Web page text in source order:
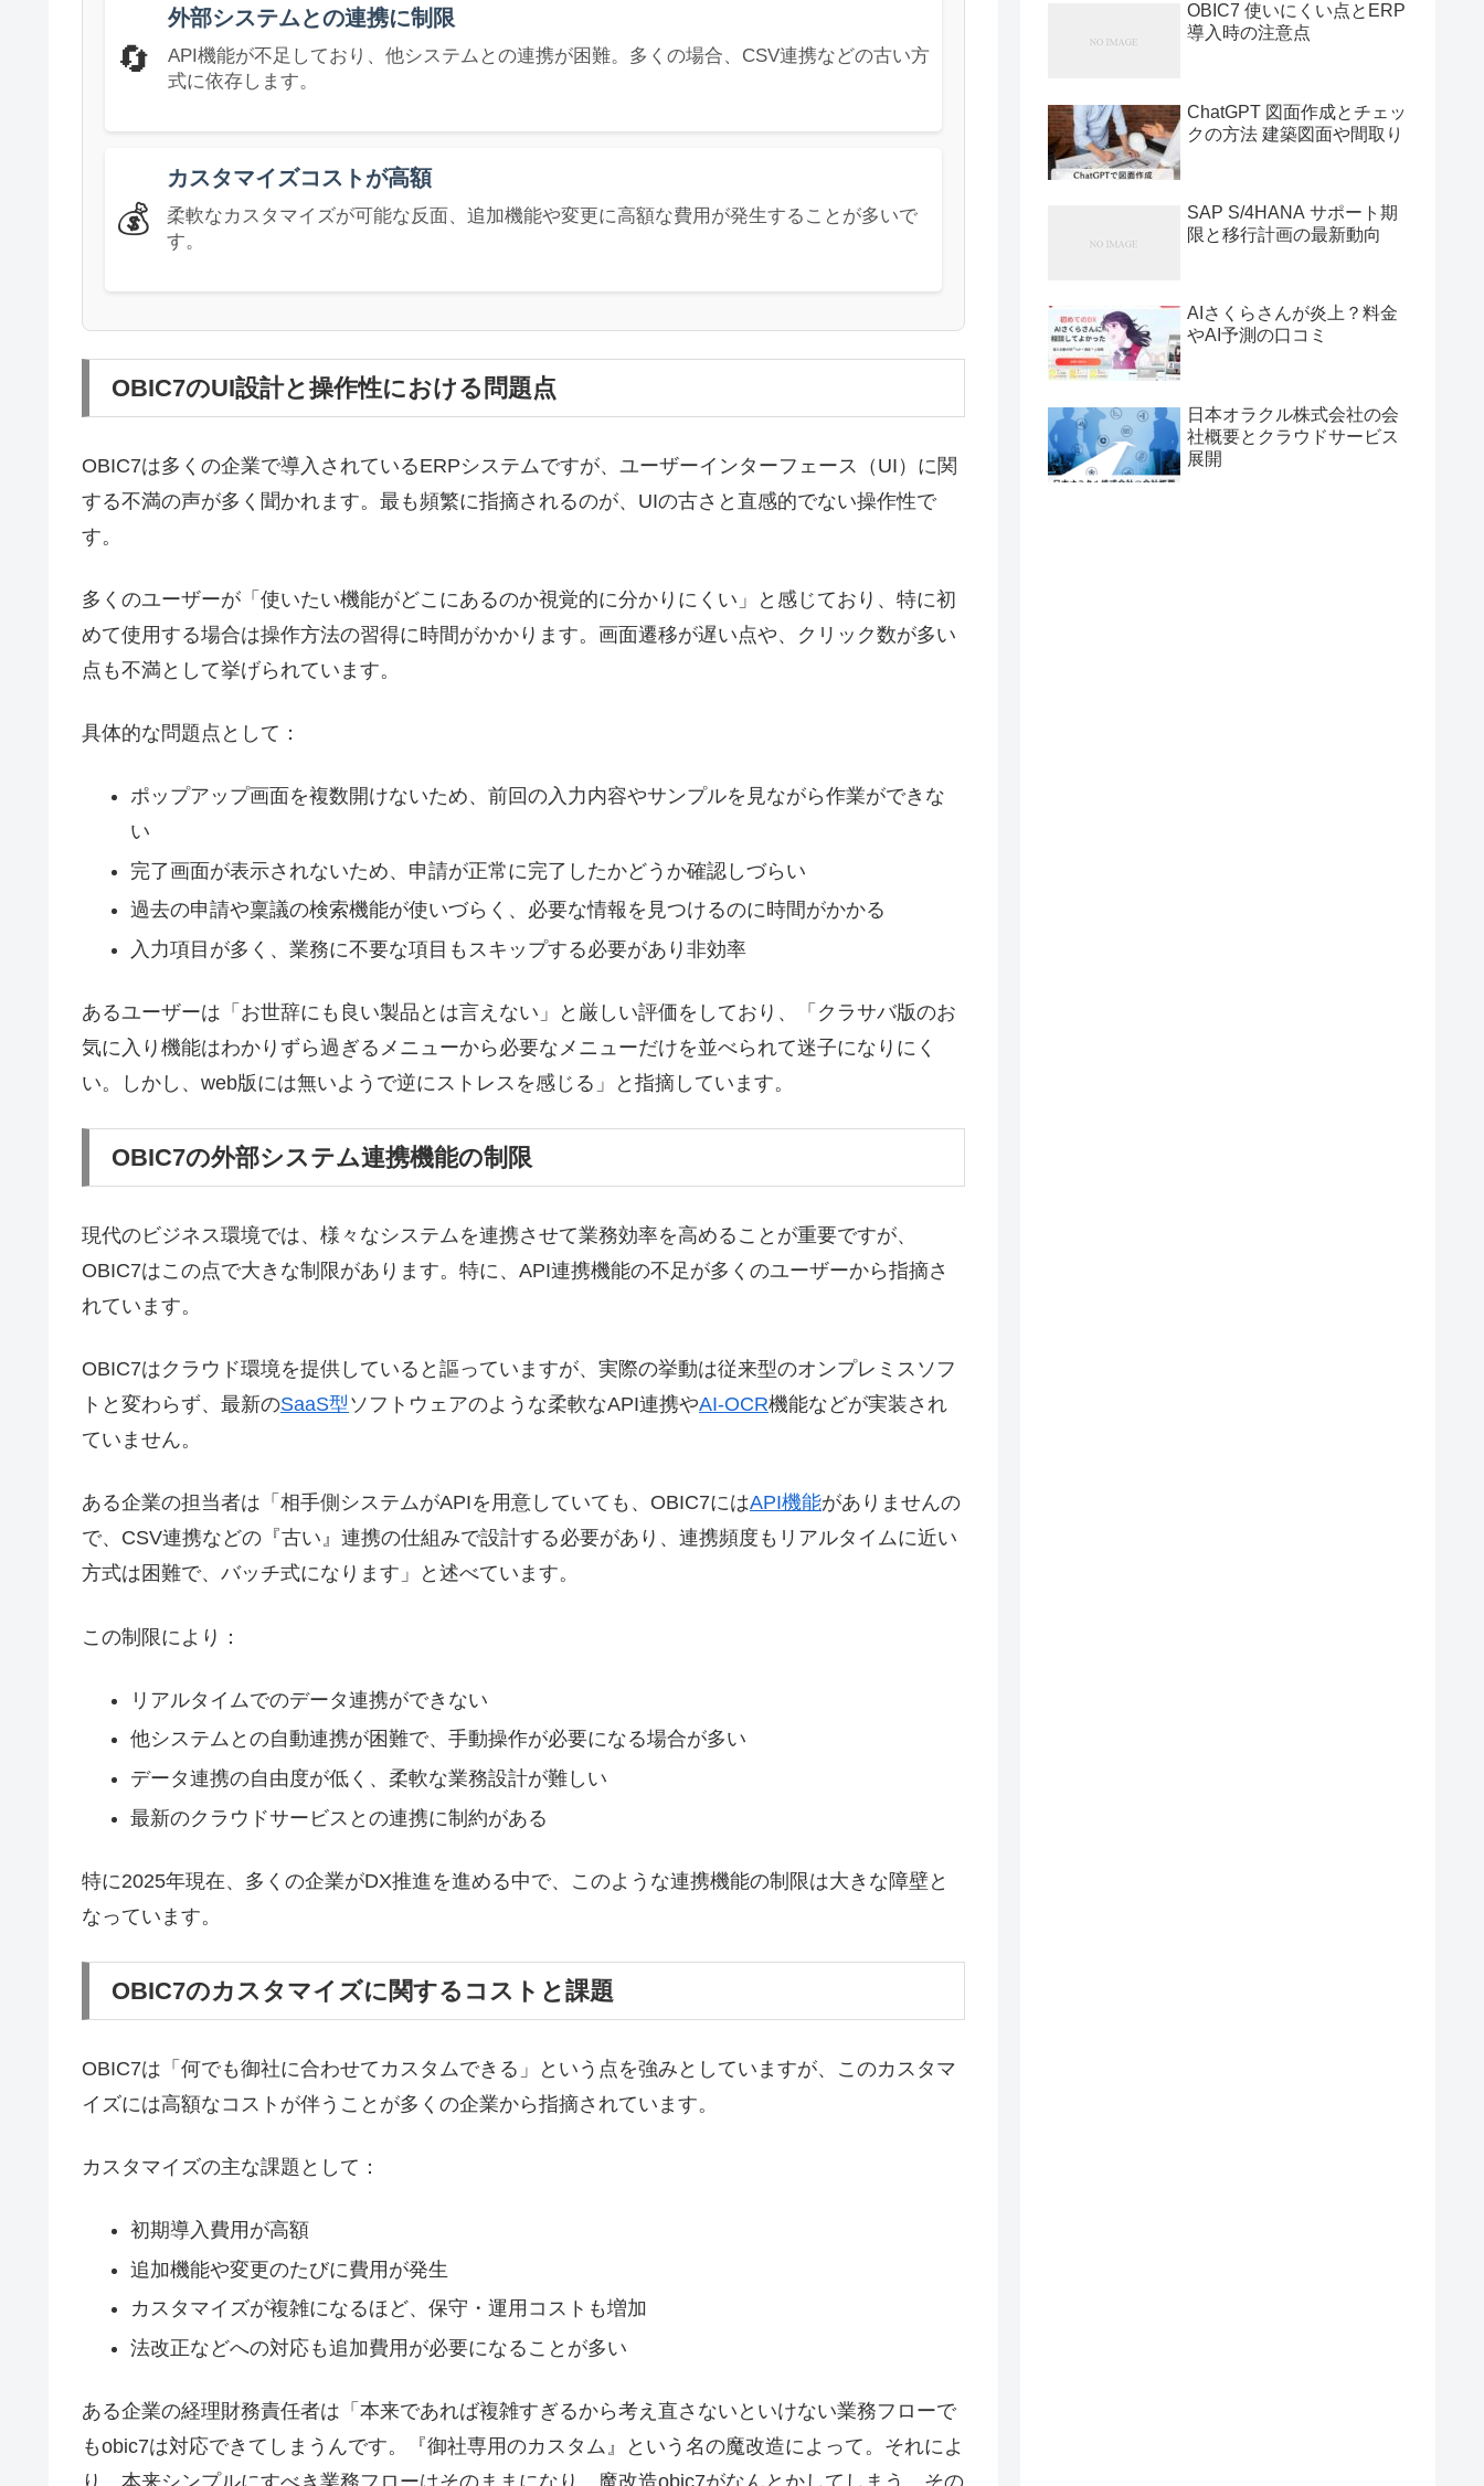
🔄
外部システムとの連携に制限
API機能が不足しており、他システムとの連携が困難。多くの場合、CSV連携などの古い方
式に依存します。
💰
カスタマイズコストが高額
柔軟なカスタマイズが可能な反面、追加機能や変更に高額な費用が発生することが多いで
す。
OBIC7のUI設計と操作性における問題点
OBIC7は多くの企業で導入されているERPシステムですが、ユーザーインターフェース（UI）に関
する不満の声が多く聞かれます。最も頻繁に指摘されるのが、UIの古さと直感的でない操作性で
す。
多くのユーザーが「使いたい機能がどこにあるのか視覚的に分かりにくい」と感じており、特に初
めて使用する場合は操作方法の習得に時間がかかります。画面遷移が遅い点や、クリック数が多い
点も不満として挙げられています。
具体的な問題点として：
ポップアップ画面を複数開けないため、前回の入力内容やサンプルを見ながら作業ができな
い
完了画面が表示されないため、申請が正常に完了したかどうか確認しづらい
過去の申請や稟議の検索機能が使いづらく、必要な情報を見つけるのに時間がかかる
入力項目が多く、業務に不要な項目もスキップする必要があり非効率
あるユーザーは「お世辞にも良い製品とは言えない」と厳しい評価をしており、「クラサバ版のお
気に入り機能はわかりずら過ぎるメニューから必要なメニューだけを並べられて迷子になりにく
い。しかし、web版には無いようで逆にストレスを感じる」と指摘しています。
OBIC7の外部システム連携機能の制限
現代のビジネス環境では、様々なシステムを連携させて業務効率を高めることが重要ですが、
OBIC7はこの点で大きな制限があります。特に、API連携機能の不足が多くのユーザーから指摘さ
れています。
OBIC7はクラウド環境を提供していると謳っていますが、実際の挙動は従来型のオンプレミスソフ
トと変わらず、最新のSaaS型 ソフトウェアのような柔軟なAPI連携やAI-OCR機能などが実装され
ていません。
ある企業の担当者は「相手側システムがAPIを用意していても、OBIC7にはAPI機能がありませんの
で、CSV連携などの『古い』連携の仕組みで設計する必要があり、連携頻度もリアルタイムに近い
方式は困難で、バッチ式になります」と述べています。
この制限により：
リアルタイムでのデータ連携ができない
他システムとの自動連携が困難で、手動操作が必要になる場合が多い
データ連携の自由度が低く、柔軟な業務設計が難しい
最新のクラウドサービスとの連携に制約がある
特に2025年現在、多くの企業がDX推進を進める中で、このような連携機能の制限は大きな障壁と
なっています。
OBIC7のカスタマイズに関するコストと課題
OBIC7は「何でも御社に合わせてカスタムできる」という点を強みとしていますが、このカスタマ
イズには高額なコストが伴うことが多くの企業から指摘されています。
カスタマイズの主な課題として：
初期導入費用が高額
追加機能や変更のたびに費用が発生
カスタマイズが複雑になるほど、保守・運用コストも増加
法改正などへの対応も追加費用が必要になることが多い
ある企業の経理財務責任者は「本来であれば複雑すぎるから考え直さないといけない業務フローで
もobic7は対応できてしまうんです。『御社専用のカスタム』という名の魔改造によって。それによ
り、本来シンプルにすべき業務フローはそのままになり、魔改造obic7がなんとかしてしまう。その
OBIC7 使いにくい点とERP
導入時の注意点
ChatGPT 図面作成とチェッ
クの方法 建築図面や間取り
SAP S/4HANA サポート期
限と移行計画の最新動向
AIさくらさんが炎上？料金
やAI予測の口コミ
日本オラクル株式会社の会
社概要とクラウドサービス
展開